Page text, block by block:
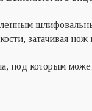
затачивая
под которым